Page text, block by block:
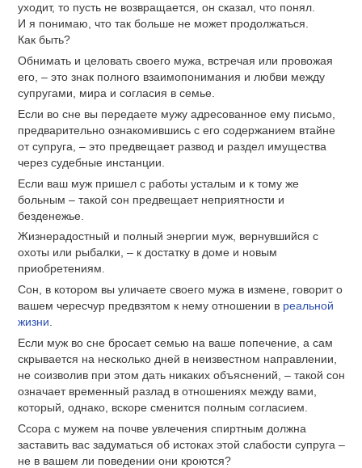
уходит, то пусть не возвращается, он сказал, что понял.
И я понимаю, что так больше не может продолжаться.
Как быть?
Обнимать и целовать своего мужа, встречая или провожая
его, – это знак полного взаимопонимания и любви между
супругами, мира и согласия в семье.
Если во сне вы передаете мужу адресованное ему письмо,
предварительно ознакомившись с его содержанием втайне
от супруга, – это предвещает развод и раздел имущества
через судебные инстанции.
Если ваш муж пришел с работы усталым и к тому же
больным – такой сон предвещает неприятности и
безденежье.
Жизнерадостный и полный энергии муж, вернувшийся с
охоты или рыбалки, – к достатку в доме и новым
приобретениям.
Сон, в котором вы уличаете своего мужа в измене, говорит о
вашем чересчур предвзятом к нему отношении в реальной
жизни
Если муж во сне бросает семью на ваше попечение, а сам
скрывается на несколько дней в неизвестном направлении,
не соизволив при этом дать никаких объяснений, – такой сон
означает временный разлад в отношениях между вами,
который, однако, вскоре сменится полным согласием.
Ссора с мужем на почве увлечения спиртным должна
заставить вас задуматься об истоках этой слабости супруга –
не в вашем ли поведении они кроются?